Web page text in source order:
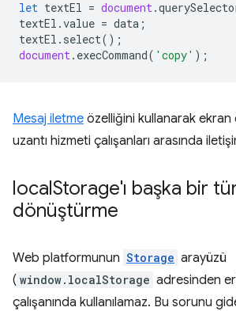
let textEl = document.
textEl .value = data ;
textEl . select();
document. execCommand( 'copy' );
Mesaj iletme özelliğini kullanarak ekran
uzantı hizmeti çalışanları arasında
localStorage'ı başka bir
dönüştürme
Web platformunun Storage arayüzü
( window.localStorage adresinden
çalışanında kullanılamaz. Bu sorunu